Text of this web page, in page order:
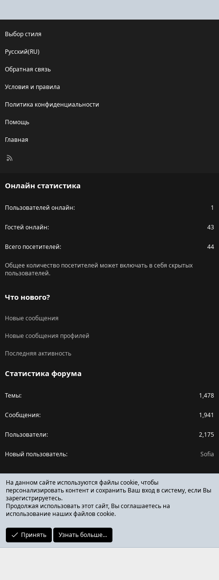
Выбор стиля
Русский(RU)
Обратная связь
Условия и правила
Политика конфиденциальности
Помощь
Главная
R
Онлайн статистика
Пользователей онлайн 1
Гостей онлайн 43
Всего посетителей 44
Общее количество посетителей может включать в себя скрытых
пользователей.
Что нового?
Новые сообщения
Новые сообщения профилей
Последняя активность
Статистика форума
Темы 1,478
Сообщения 1,941
Пользователи 2,175
Новый пользователь Sofia
Поделиться страницей
Facebook
X (Twitter)
Reddit
ОТЗЫВЫ ОНЛАЙН ФОРУМ
На данном сайте используются файлы cookie, чтобы
персонализировать контент и сохранить Ваш вход в систему, если Вы
зарегистрируетесь.
Продолжая использовать этот сайт, Вы соглашаетесь на
использование наших файлов cookie.
Принять Узнать больше...